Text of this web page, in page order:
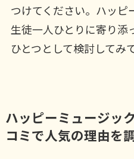
つけてください。ハッピ
生徒一人ひとりに寄り添
ひとつとして検討してみ
ハッピーミュージッ
コミで人気の理由を